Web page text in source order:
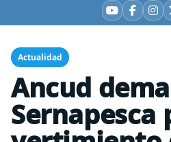
YouTube
Actualidad
Ancud
Sernapesca